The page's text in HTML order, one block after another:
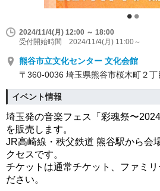
2024/11/4(月) 12:00 ～ 18:00
受付開始時間 2024/11/4(月) 11:00～
熊谷市立文化センター 文化会館
〒360-0036 埼玉県熊谷市桜木町２丁
イベント情報
埼玉発の音楽フェス「彩魂祭〜
を販売します。
JR高崎線・秩父鉄道 熊谷駅から会
クセスです。
チケットは通常チケット、ファミリ
ださい。